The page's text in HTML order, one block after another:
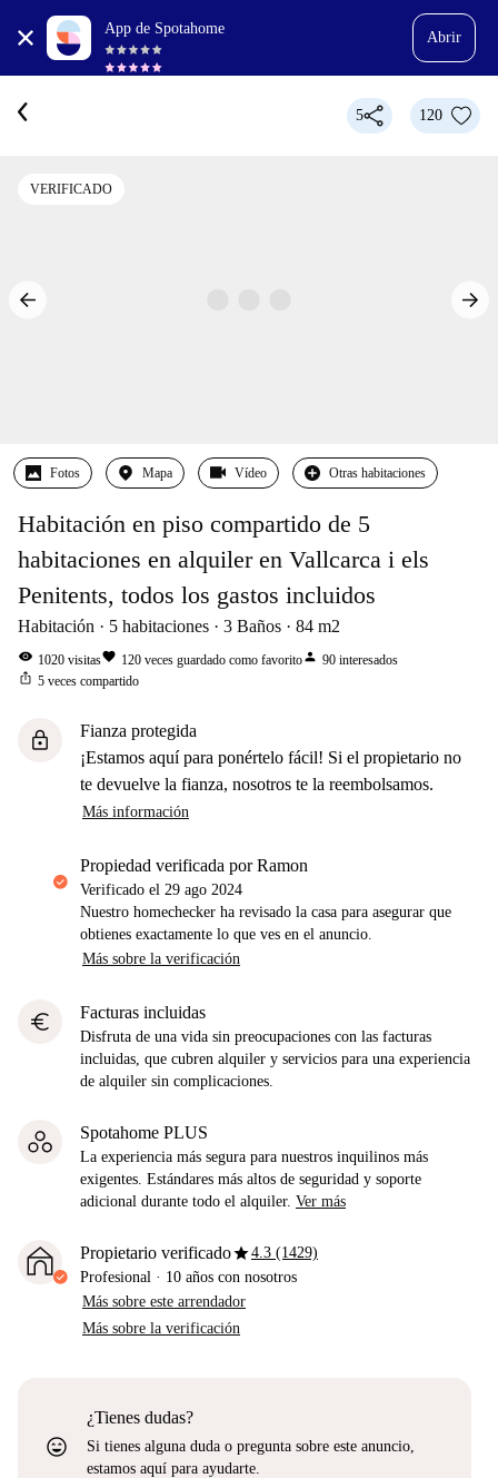
App de Spotahome
Abrir
5 120
VERIFICADO
Fotos Mapa Vídeo Otras habitaciones
Habitación en piso compartido de 5
habitaciones en alquiler en Vallcarca i els
Penitents, todos los gastos incluidos
Habitación 5 habitaciones 3 Baños 84 m2
visibility 1020 visitasfavorite 120 veces guardado como favoritoperson 90 interesados
ios_share 5 veces compartido
lock
Fianza protegida
¡Estamos aquí para ponértelo fácil! Si el propietario no
te devuelve la fianza, nosotros te la reembolsamos.
Más información
propiedad verificada por Ramon
Verificado el 29 ago 2024
Nuestro homechecker ha revisado la casa para asegurar que
obtienes exactamente lo que ves en el anuncio.
Más sobre la verificación
euro Facturas incluidas
Disfruta de una vida sin preocupaciones con las facturas
incluidas, que cubren alquiler y servicios para una experiencia
de alquiler sin complicaciones.
Spotahome PLUS
La experiencia más segura para nuestros inquilinos más
exigentes. Estándares más altos de seguridad y soporte
adicional durante todo el alquiler. Ver más
Propietario verificadostar4.3 (1429)
Profesional · 10 años con nosotros
Más sobre este arrendador
Más sobre la verificación
sentiment_very_satisfied
¿Tienes dudas?
Si tienes alguna duda o pregunta sobre este anuncio,
estamos aquí para ayudarte.